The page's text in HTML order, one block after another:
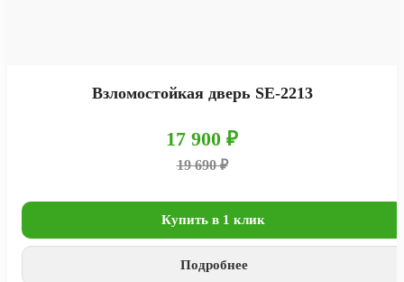
Взломостойкая дверь SE-2213
17 900 ₽
19 690 ₽
Купить в 1 клик
Подробнее